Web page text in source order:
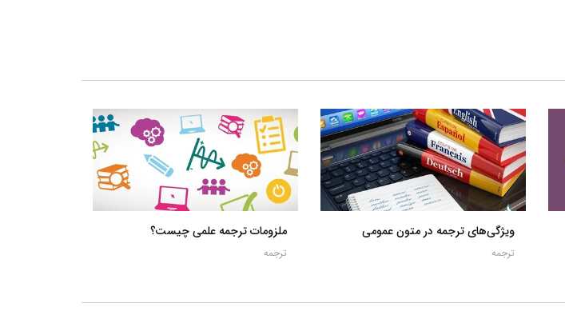
ویژگی‌های ترجمه در متون عمومی
ترجمه
ملزومات ترجمه علمی چیست؟
ترجمه